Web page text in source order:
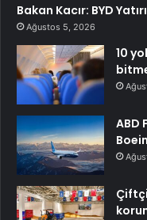
Bakan Kacır: BYD
Ağustos 5, 2026
10
ABD